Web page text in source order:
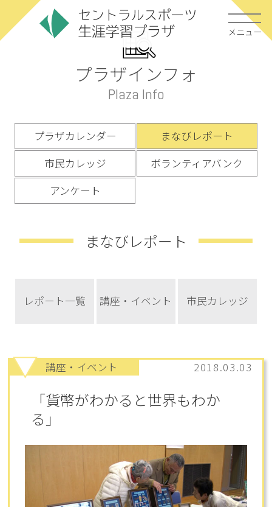
メニュー
プラザインフォ
Plaza Info
まなびレポート
プラザカレンダー
まなびレポート
市民カレッジ
ボランティアバンク
アンケート
レポート一覧 講座・イベント 市民カレッジ
講座・イベント 2018.03.03
「貨幣がわかると世界もわか
る」